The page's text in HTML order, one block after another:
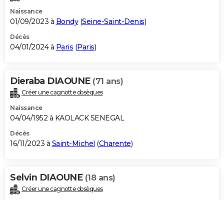
Naissance
01/09/2023 à Bondy(Seine-Saint-Denis)
Décès
04/01/2024 à Paris (Paris)
Dieraba DIAOUNE (71 ans)
Créer une cagnotte obsèques
Naissance
04/04/1952 à KAOLACK SENEGAL
Décès
16/11/2023 à Saint-Michel (Charente)
Selvin DIAOUNE (18 ans)
Créer une cagnotte obsèques